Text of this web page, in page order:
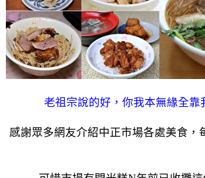
老祖宗說的好，你我本無緣全
感謝眾多網友介紹中正市場各處美食